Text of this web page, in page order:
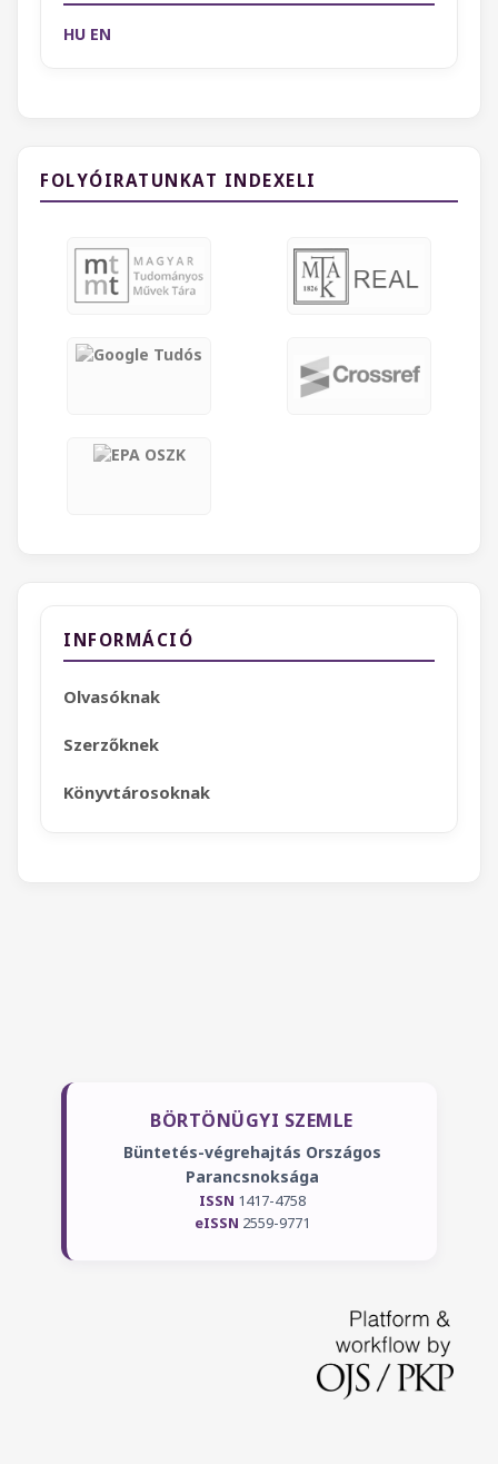
HU EN
FOLYÓIRATUNKAT INDEXELI
INFORMÁCIÓ
Olvasóknak
Szerzőknek
Könyvtárosoknak
BÖRTÖNÜGYI SZEMLE
Büntetés-végrehajtás Országos
Parancsnoksága
ISSN 1417-4758
eISSN 2559-9771